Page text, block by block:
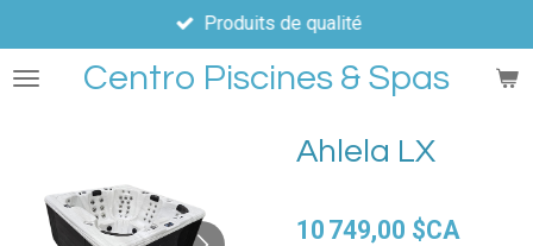
au
contenuCentro Piscines & Spas
Produits de qualité
Ahlela LX
10 749,00 $CA